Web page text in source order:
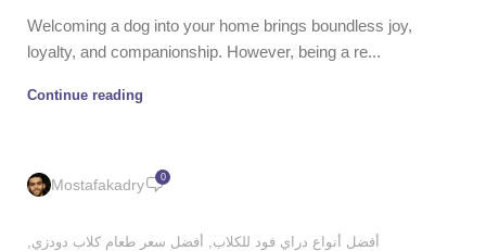
Welcoming a dog into your home brings boundless joy,
loyalty, and companionship. However, being a re...
Continue reading
Mostafakadry 0
أفضل أنواع دراي فود للكلاب, أفضل سعر طعام كلاب دودزي,